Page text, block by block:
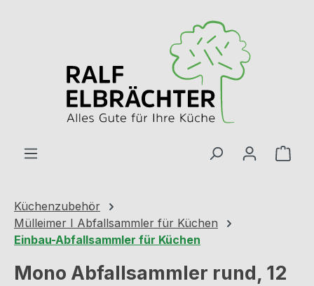
Küchenzubehör
Mülleimer I Abfallsammler für Küchen
Einbau-Abfallsammler für Küchen
Mono Abfallsammler rund, 12